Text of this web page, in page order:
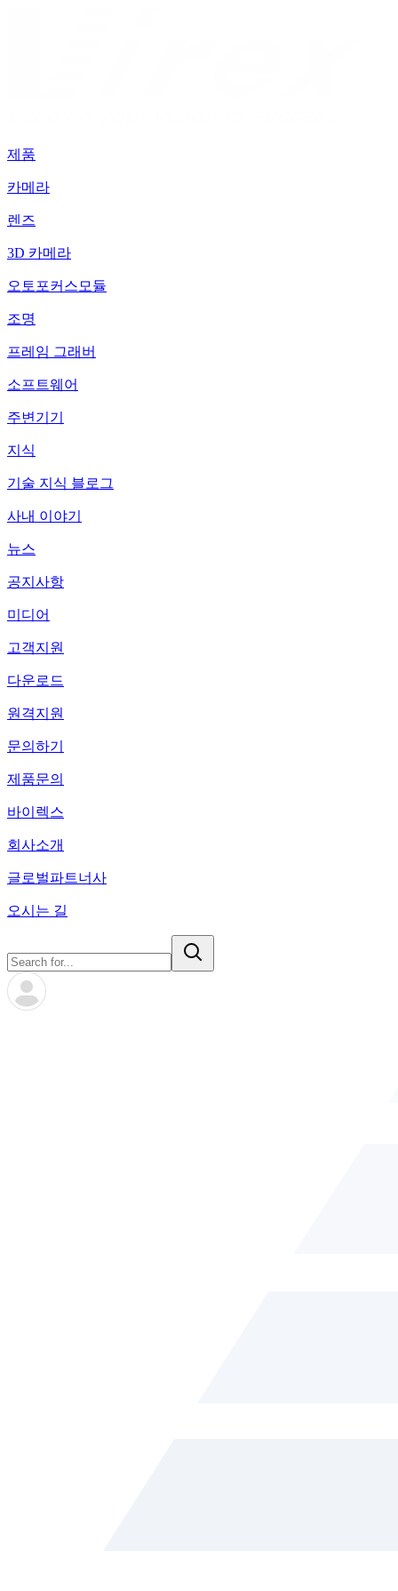
제품
카메라
렌즈
3D 카메라
오토포커스모듈
조명
프레임 그래버
소프트웨어
주변기기
지식
기술 지식 블로그
사내 이야기
뉴스
공지사항
미디어
고객지원
다운로드
원격지원
문의하기
제품문의
바이렉스
회사소개
글로벌파트너사
오시는 길